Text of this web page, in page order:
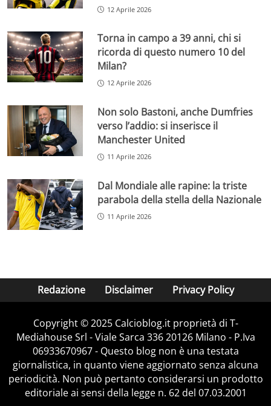
12 Aprile 2026
Torna in campo a 39 anni, chi si
ricorda di questo numero 10 del
Milan?
12 Aprile 2026
Non solo Bastoni, anche Dumfries
verso l’addio: si inserisce il
Manchester United
11 Aprile 2026
Dal Mondiale alle rapine: la triste
parabola della stella della Nazionale
11 Aprile 2026
Redazione Disclaimer Privacy Policy
Copyright © 2025 Calcioblog.it proprietà di T-
Mediahouse Srl - Viale Sarca 336 20126 Milano - P.Iva
06933670967 - Questo blog non è una testata
giornalistica, in quanto viene aggiornato senza alcuna
periodicità. Non può pertanto considerarsi un prodotto
editoriale ai sensi della legge n. 62 del 07.03.2001